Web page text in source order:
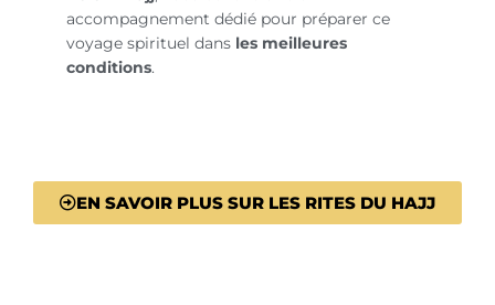
accompagnement dédié pour préparer ce
voyage spirituel dans les meilleures
conditions.
EN SAVOIR PLUS SUR LES RITES DU HAJJ